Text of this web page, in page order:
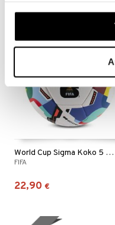
våra cookies vid
World Cup Sigma Koko 5 Unity
FIFA
22,90 €
uutuus